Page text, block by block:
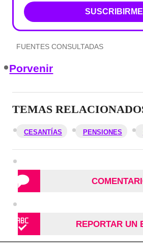
SUSCRIBIRME
FUENTES CONSULTADAS
Porvenir
TEMAS
CESANTÍAS PENSIONES
REPORTAR UN